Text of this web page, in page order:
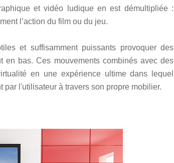
et vidéo ludique en est démultipliée :
l’action du film ou du jeu.
et suffisamment puissants provoquer des
bas. Ces mouvements combinés avec des
en une expérience ultime dans lequel
l'utilisateur à travers son propre mobilier.